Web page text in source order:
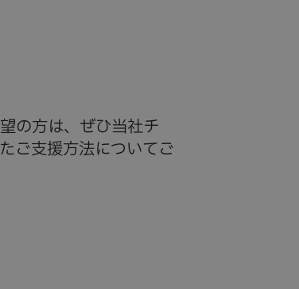
の方は、ぜひ当社チ
ご支援方法についてご